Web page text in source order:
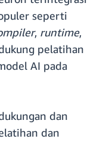
seperti
, runtime,
pelatihan
AI pada
dan
dan